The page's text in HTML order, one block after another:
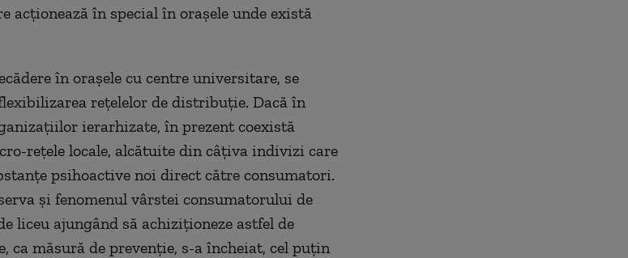
acţionează în special în oraşele unde există
în oraşele cu centre universitare, se
reţelelor de distribuţie. Dacă în
ierarhizate, în prezent coexistă
reţele locale, alcătuite din câţiva indivizi care
psihoactive noi direct către consumatori.
şi fenomenul vârstei consumatorului de
liceu ajungând să achiziţioneze astfel de
ca măsură de prevenţie, s-a încheiat, cel puţin